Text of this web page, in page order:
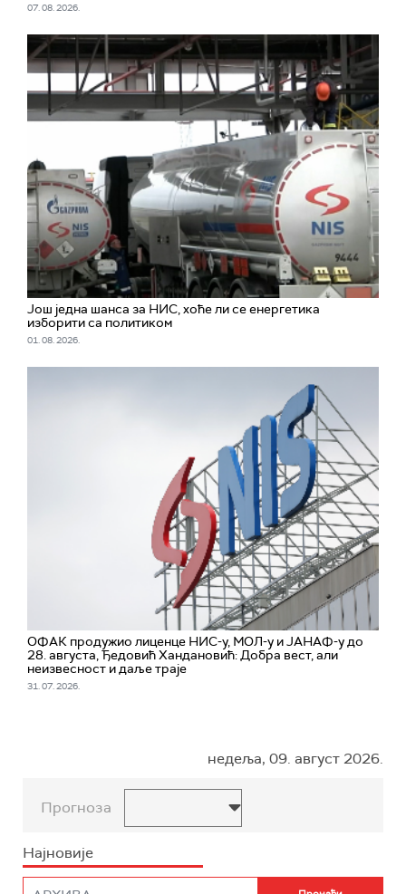
07. 08. 2026.
Још једна шанса за НИС, хоће ли се енергетика
изборити са политиком
01. 08. 2026.
ОФАК продужио лиценце НИС-у, МОЛ-у и ЈАНАФ-у до
28. августа, Ђедовић Хандановић: Добра вест, али
неизвесност и даље траје
31. 07. 2026.
недеља, 09. август 2026.
Прогноза
Најновије